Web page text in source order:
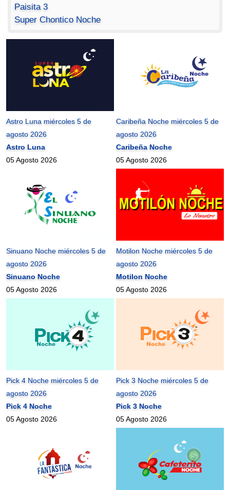
Paisita 3
Super Chontico Noche
Astro Luna miércoles 5 de
agosto 2026
Astro Luna
05 Agosto 2026
Caribeña Noche miércoles 5 de
agosto 2026
Caribeña Noche
05 Agosto 2026
Sinuano Noche miércoles 5 de
agosto 2026
Sinuano Noche
05 Agosto 2026
Motilon Noche miércoles 5 de
agosto 2026
Motilon Noche
05 Agosto 2026
Pick 4 Noche miércoles 5 de
agosto 2026
Pick 4 Noche
05 Agosto 2026
Pick 3 Noche miércoles 5 de
agosto 2026
Pick 3 Noche
05 Agosto 2026